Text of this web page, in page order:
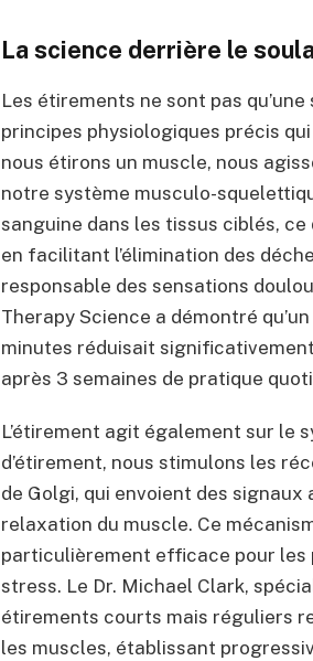
La science derrière le
Les étirements ne sont pas
principes physiologiques précis
nous étirons un muscle, nous
notre système musculo-
sanguine dans les tissus ciblés,
en facilitant l’élimination des
responsable des sensations
Therapy Science a démontré
minutes réduisait
après 3 semaines de pratique
L’étirement agit également sur le
d’étirement, nous stimulons les
de Golgi, qui envoient des
relaxation du muscle. Ce
particulièrement efficace pour les
stress. Le Dr. Michael Clark,
étirements courts mais réguliers
les muscles, établissant